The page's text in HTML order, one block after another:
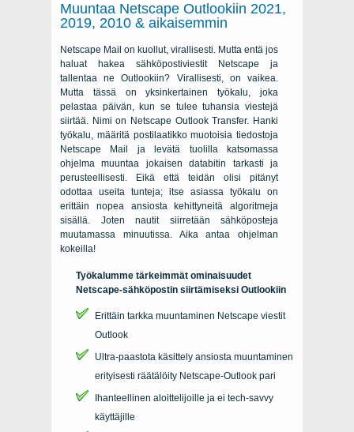
Muuntaa Netscape Outlookiin 2021,
2019, 2010 & aikaisemmin
Netscape Mail on kuollut, virallisesti. Mutta entä jos
haluat hakea sähköpostiviestit Netscape ja
tallentaa ne Outlookiin? Virallisesti, on vaikea.
Mutta tässä on yksinkertainen työkalu, joka
pelastaa päivän, kun se tulee tuhansia viestejä
siirtää. Nimi on Netscape Outlook Transfer. Hanki
työkalu, määritä postilaatikko muotoisia tiedostoja
Netscape Mail ja levätä tuolilla katsomassa
ohjelma muuntaa jokaisen databitin tarkasti ja
perusteellisesti. Eikä että teidän olisi pitänyt
odottaa useita tunteja; itse asiassa työkalu on
erittäin nopea ansiosta kehittyneitä algoritmeja
sisällä. Joten nautit siirretään sähköposteja
muutamassa minuutissa. Aika antaa ohjelman
kokeilla!
Työkalumme tärkeimmät ominaisuudet
Netscape-sähköpostin siirtämiseksi Outlookiin
Erittäin tarkka muuntaminen Netscape viestit
Outlook
Ultra-paastota käsittely ansiosta muuntaminen
erityisesti räätälöity Netscape-Outlook pari
Ihanteellinen aloittelijoille ja ei tech-savvy
käyttäjille